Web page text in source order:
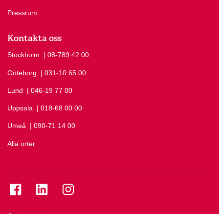
Pressrum
Kontakta oss
Stockholm Ring Stockholm på
| 08-789 42 00
Göteborg Ring Göteborg på
| 031-10 65 00
Lund Ring Lund på
| 046-19 77 00
Uppsala Ring Uppsala på
| 018-68 00 00
Umeå Ring Umeå på
| 090-71 14 00
Alla orter
Se folkuniversitetet på Facebook
Se folkuniversitetet på LinkedIn